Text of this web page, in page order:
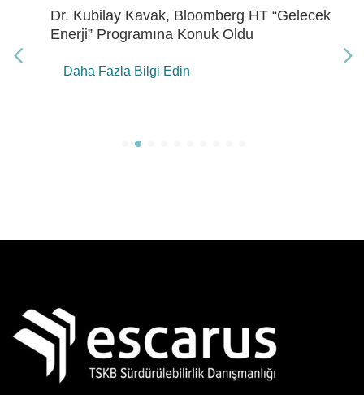
Dr. Kubilay Kavak, Bloomberg HT “Gelecek
Enerji” Programına Konuk Oldu
Daha Fazla Bilgi Edin